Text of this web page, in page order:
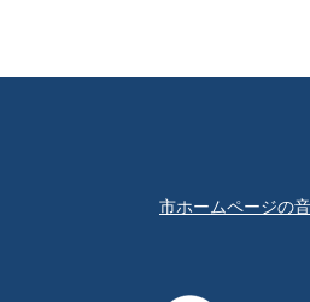
市ホームページの